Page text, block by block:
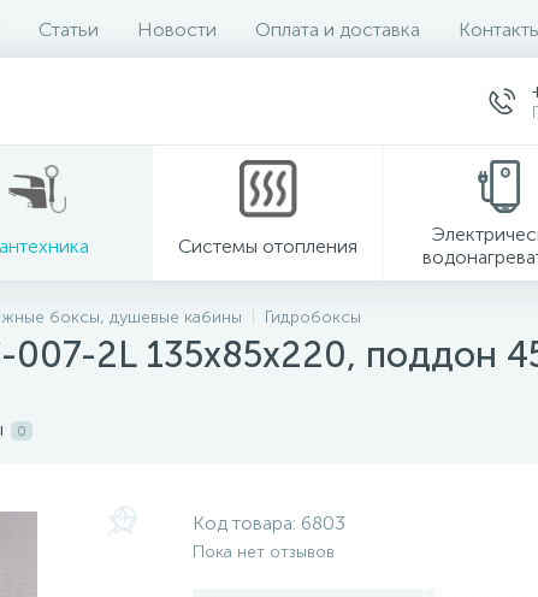
Статьи Новости Оплата и доставка
Системы отопления
боксы, душевые кабины Гидробоксы
007-2L 135х85х220, поддон
0
Код товара: 6803
Пока нет отзывов